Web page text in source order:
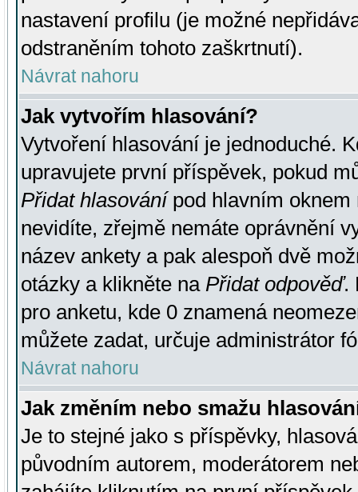
nastavení profilu (je možné
odstraněním tohoto zaškrtnutí).
Návrat nahoru
Jak vytvořím hlasování?
Vytvoření hlasování je jednoduché.
upravujete první příspěvek, pokud
Přidat hlasovánípod hlavním oknem
nevidíte, zřejmě nemáte oprávnění
název ankety a pak alespoň dvě
otázky a klikněte na Přidat odpověď.
pro anketu, kde 0 znamená
můžete zadat, určuje administrátor
Návrat nahoru
Jak změním nebo smažu
Je to stejné jako s příspěvky,
původním autorem, moderátorem